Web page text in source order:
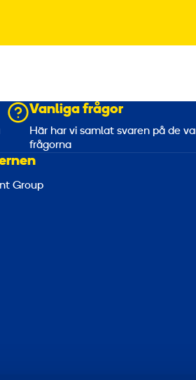
Vanliga frågor
Här har vi samlat svaren på de
frågorna
Group